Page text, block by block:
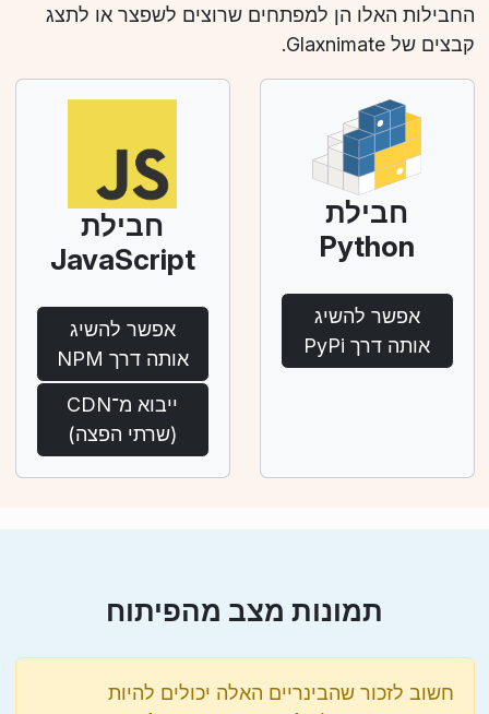
החבילות האלו הן למפתחים שרוצים לשפצר או לתצג
קבצים של Glaxnimate.
חבילת
Python
אפשר להשיג
אותה דרך PyPi
חבילת
JavaScript
אפשר להשיג
אותה דרך NPM
ייבוא מ־CDN
(שרתי הפצה)
תמונות מצב מהפיתוח
חשוב לזכור שהבינריים האלה יכולים להיות